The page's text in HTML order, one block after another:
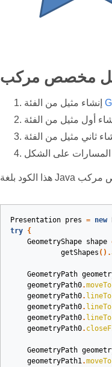
مخصص مركب
Presentation pres = new
try {
GeometryShape shape
getShapes ().
GeometryPath
geometryPath0.moveTo
geometryPath0. lineTo
geometryPath0. lineTo
geometryPath0. lineTo
geometryPath0.
GeometryPath
geometryPath1.moveTo